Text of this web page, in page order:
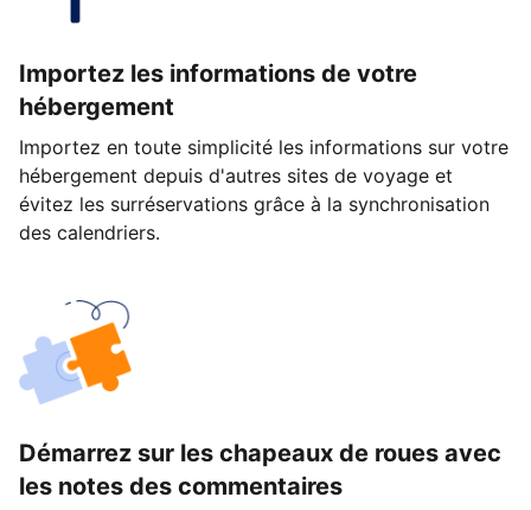
Importez les informations de votre
hébergement
Importez en toute simplicité les informations sur votre
hébergement depuis d'autres sites de voyage et
évitez les surréservations grâce à la synchronisation
des calendriers.
Démarrez sur les chapeaux de roues avec
les notes des commentaires